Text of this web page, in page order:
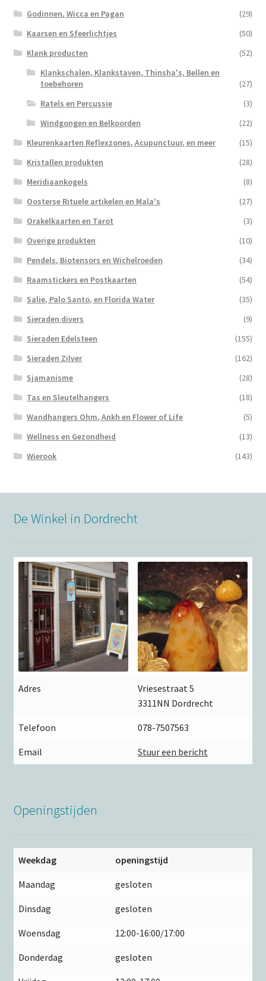
Godinnen, Wicca en Pagan
(29)
Kaarsen en Sfeerlichtjes
(50)
Klank producten
(52)
Klankschalen, Klankstaven, Thinsha's, Bellen en
toebehoren
(27)
Ratels en Percussie
(3)
Windgongen en Belkoorden
(22)
Kleurenkaarten Reflexzones, Acupunctuur, en meer
(15)
Kristallen produkten
(28)
Meridiaankogels
(8)
Oosterse Rituele artikelen en Mala's
(27)
Orakelkaarten en Tarot
(3)
Overige produkten
(10)
Pendels, Biotensors en Wichelroeden
(34)
Raamstickers en Postkaarten
(54)
Salie, Palo Santo, en Florida Water
(35)
Sieraden divers
(9)
Sieraden Edelsteen
(155)
Sieraden Zilver
(162)
Sjamanisme
(28)
Tas en Sleutelhangers
(18)
Wandhangers Ohm, Ankh en Flower of Life
(5)
Wellness en Gezondheid
(13)
Wierook
(143)
De Winkel in Dordrecht
Adres
Vriesestraat 5
3311NN Dordrecht
Telefoon 078-7507563
Email Stuur een bericht
Openingstijden
Weekdag openingstijd
Maandag gesloten
Dinsdag gesloten
Woensdag 12:00-16:00/17:00
Donderdag gesloten